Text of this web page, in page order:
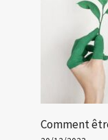
Comment